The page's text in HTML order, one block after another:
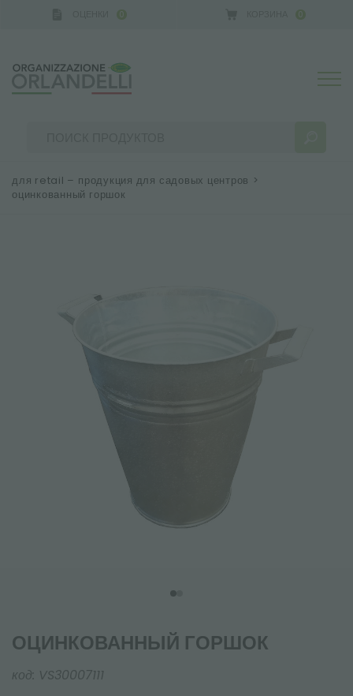
0 0
для retail – продукция для садовых центров >
оцинкованный горшок
ОЦИНКОВАННЫЙ ГОРШОК
код: VS30007111